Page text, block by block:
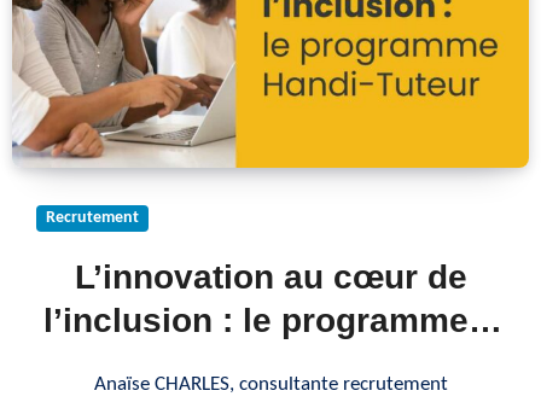
Recrutement
L’innovation au cœur de
l’inclusion : le programme «
Anaïse CHARLES, consultante recrutement